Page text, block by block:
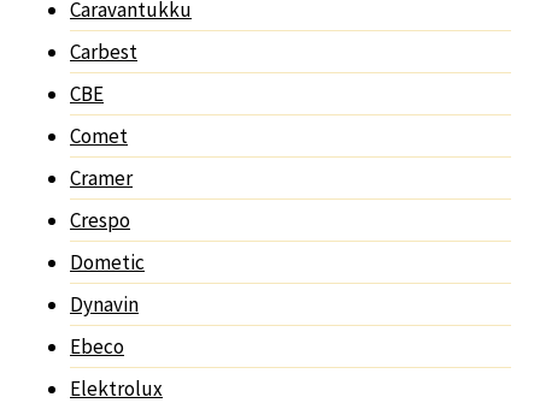
Caravantukku
Carbest
CBE
Comet
Cramer
Crespo
Dometic
Dynavin
Ebeco
Elektrolux